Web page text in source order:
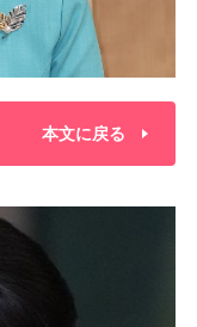
本文に戻る